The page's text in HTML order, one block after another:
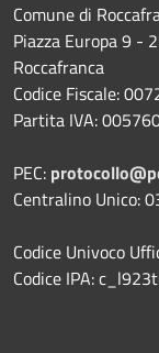
Comune di
Piazza Europa 9 -
Roccafranca
Codice Fiscale:
Partita IVA:
PEC:
Centralino Unico:
Codice Univoco
Codice IPA: